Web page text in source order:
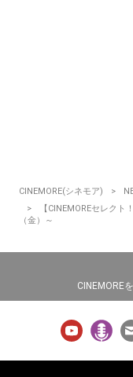
CINEMORE(シネモア)
【CINEMOREセレク
（金）～
CINEMORE